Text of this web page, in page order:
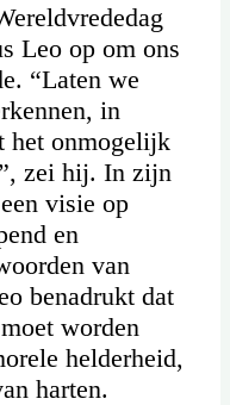
Leo op om ons
“Laten we
in
het onmogelijk
zei hij. In zijn
visie op
en
van
benadrukt dat
worden
helderheid,
harten.